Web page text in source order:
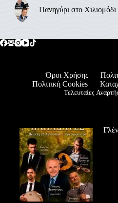
Πανηγύρι στο Χιλιομόδι
Όροι Χρήσης
Πολιτική Cookies
Τελευταίες